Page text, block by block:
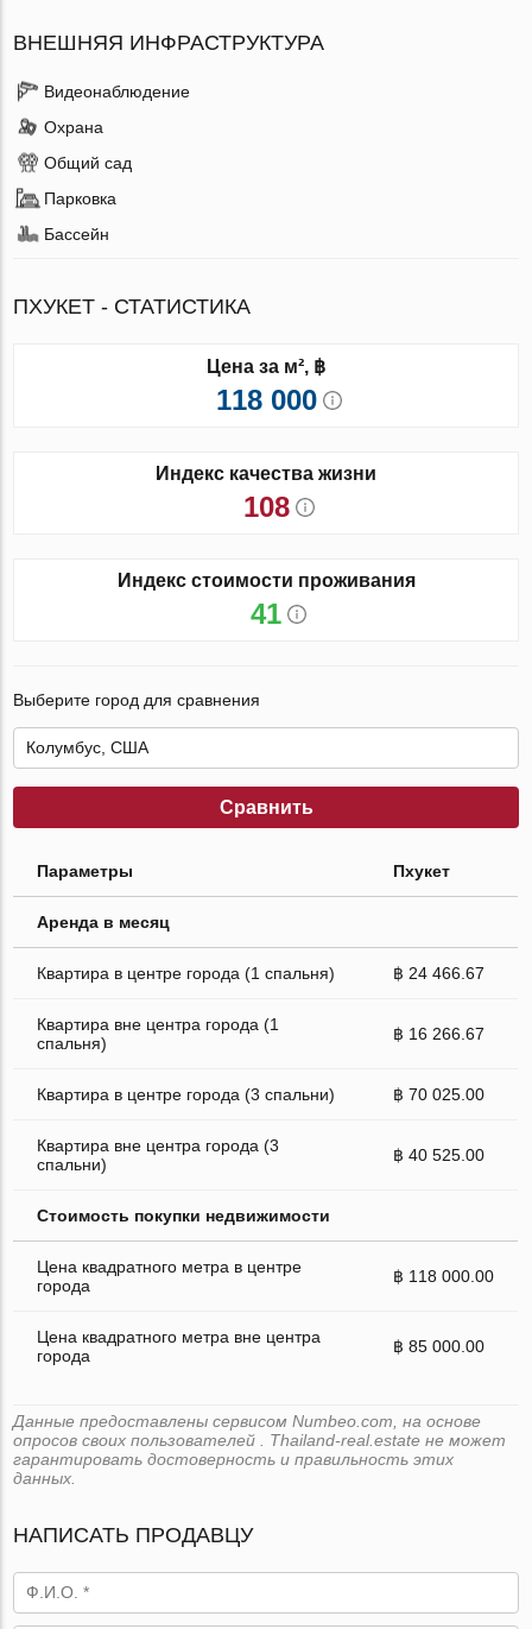
ВНЕШНЯЯ ИНФРАСТРУКТУРА
Видеонаблюдение
Охрана
Общий сад
Парковка
Бассейн
ПХУКЕТ - СТАТИСТИКА
Цена за м², ฿
118 000
Индекс качества жизни
108
Индекс стоимости проживания
41
Выберите город для сравнения
Сравнить
Параметры Пхукет
Аренда в месяц
Квартира в центре города (1 спальня) ฿ 24 466.67
Квартира вне центра города (1
спальня)
฿ 16 266.67
Квартира в центре города (3 спальни) ฿ 70 025.00
Квартира вне центра города (3
спальни)
฿ 40 525.00
Стоимость покупки недвижимости
Цена квадратного метра в центре
города
฿ 118 000.00
Цена квадратного метра вне центра
города
฿ 85 000.00
Данные предоставлены сервисом Numbeo.com, на основе
опросов своих пользователей . Thailand-real.estate не может
гарантировать достоверность и правильность этих
данных.
НАПИСАТЬ ПРОДАВЦУ